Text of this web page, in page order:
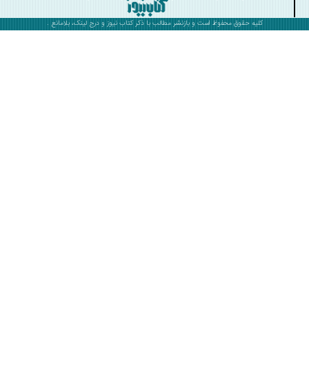
کلیه حقوق محفوظ است و بازنشر مطالب با ذکرکتاب نیوز و درج لینک، بلامانع .